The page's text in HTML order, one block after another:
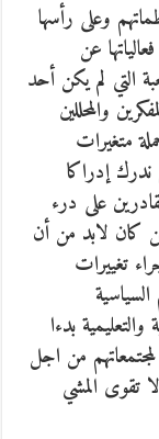
وعلى رأسها
عن
التي لم يكن أحد
والمحللين
متغيرات
إدراكا
على درء
كان لابد من أن
تغييرات
بدءا
لمجتمعاتهم من اجل
تقوى المشي